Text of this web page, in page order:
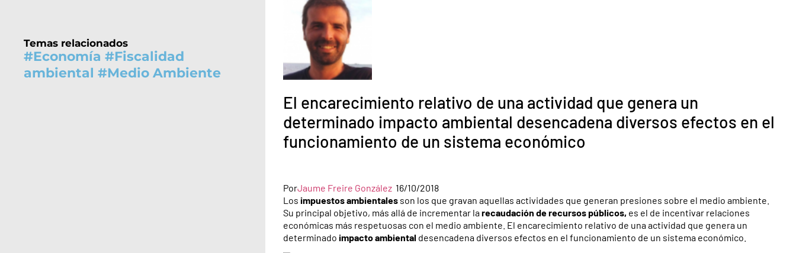
Temas relacionados
#Economía #Fiscalidad
ambiental #Medio Ambiente
El encarecimiento relativo de una actividad que genera un
determinado impacto ambiental desencadena diversos efectos en el
funcionamiento de un sistema económico
PorJaume Freire González 16/10/2018
Los impuestos ambientalesson los que gravan aquellas actividades que generan presiones sobre el medio ambiente.
Su principal objetivo, más allá de incrementar larecaudación de recursos públicos, es el de incentivar relaciones
económicas más respetuosas con el medio ambiente. El encarecimiento relativo de una actividad que genera un
determinado impacto ambiental desencadena diversos efectos en el funcionamiento de un sistema económico.